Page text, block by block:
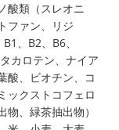
酸類（スレオニ
ファン、リジ
、B2、B6、
カロテン、ナイア
酸、ビオチン、コ
ックストコフェロ
、緑茶抽出物）